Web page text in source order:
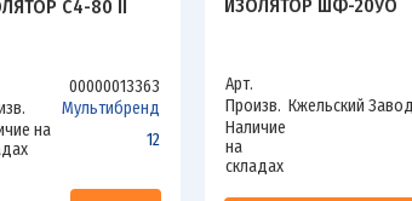
С4-80 II
00000013363
Мультибренд
на
12
ИЗОЛЯТОР ШФ-20УО
Арт.
Произв. Кжельский
Наличие
на
складах